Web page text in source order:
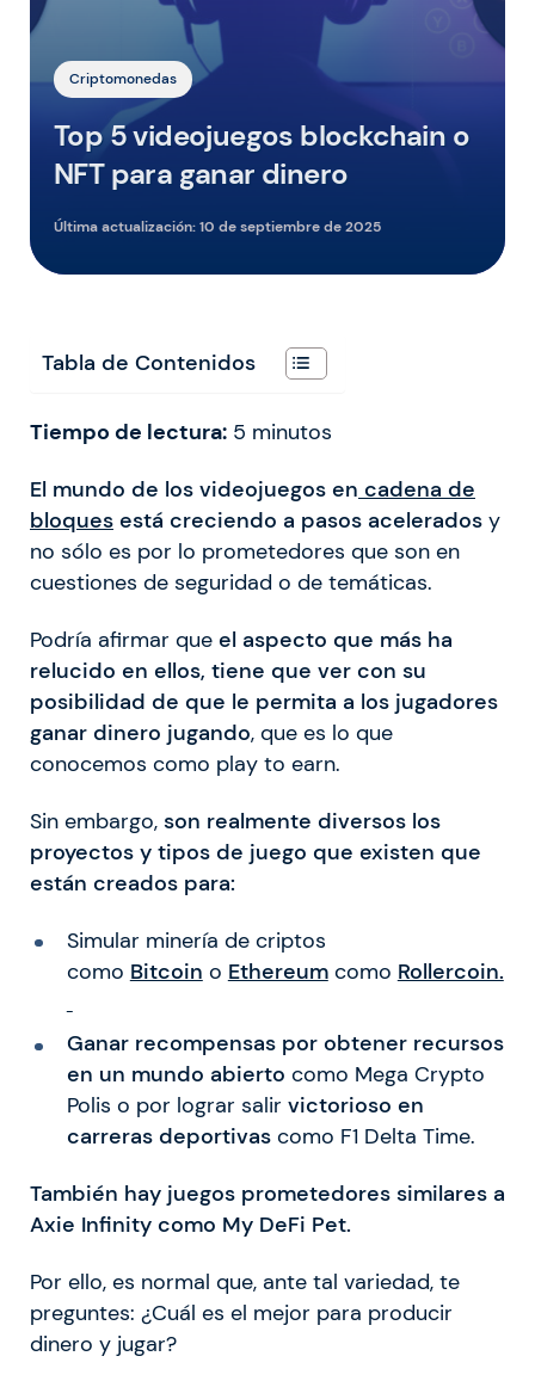
Criptomonedas
Top 5 videojuegos blockchain o
NFT para ganar dinero
Última actualización:10 de septiembre de 2025
Tabla de Contenidos
Tiempo de lectura: 5 minutos
El mundo de los videojuegos en cadena de
bloques está creciendo a pasos acelerados y
no sólo es por lo prometedores que son en
cuestiones de seguridad o de temáticas.
Podría afirmar que el aspecto que más ha
relucido en ellos, tiene que ver con su
posibilidad de que le permita a los jugadores
ganar dinero jugando, que es lo que
conocemos como play to earn.
Sin embargo, son realmente diversos los
proyectos y tipos de juego que existen que
están creados para:
Simular minería de criptos
como Bitcoin o Ethereumcomo Rollercoin.
Ganar recompensas por obtener recursos
en un mundo abierto como Mega Crypto
Polis o por lograr salir victorioso en
carreras deportivascomo F1 Delta Time.
También hay juegos prometedores similares a
Axie Infinity como My DeFi Pet.
Por ello, es normal que, ante tal variedad, te
preguntes: ¿Cuál es el mejor para producir
dinero y jugar?